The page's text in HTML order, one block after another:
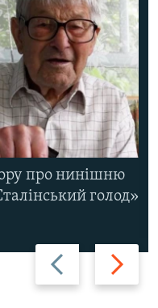
Назад Вперед
про нинішню
голод»